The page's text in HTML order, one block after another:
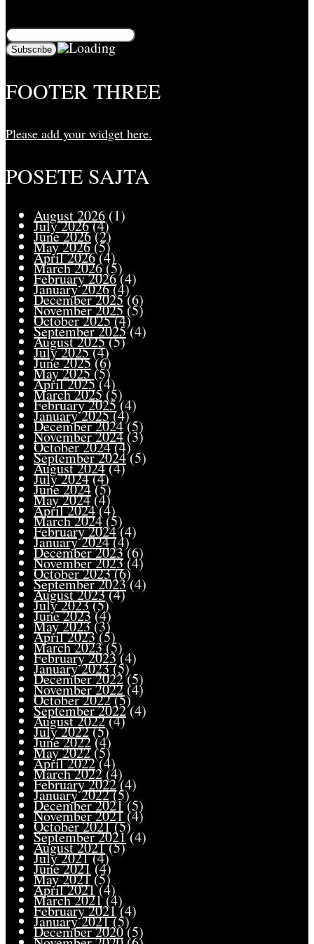
FOOTER THREE
Please add your widget here.
POSETE SAJTA
August 2026 (1)
July 2026(4)
June 2026(2)
May 2026 (5)
April 2026(4)
March 2026 (5)
February 2026(4)
January 2026(4)
December 2025(6)
November 2025 (5)
October 2025(4)
September 2025 (4)
August 2025(5)
July 2025(4)
June 2025 (6)
May 2025 (5)
April 2025(4)
March 2025 (5)
February 2025(4)
January 2025(4)
December 2024(5)
November 2024 (3)
October 2024(4)
September 2024(5)
August 2024(4)
July 2024(4)
June 2024(5)
May 2024 (4)
April 2024 (4)
March 2024 (5)
February 2024(4)
January 2024(4)
December 2023(6)
November 2023 (4)
October 2023(6)
September 2023 (4)
August 2023(4)
July 2023(5)
June 2023 (4)
May 2023 (3)
April 2023 (5)
March 2023(5)
February 2023(4)
January 2023(5)
December 2022(5)
November 2022 (4)
October 2022(5)
September 2022(4)
August 2022(4)
July 2022(5)
June 2022(4)
May 2022 (5)
April 2022(4)
March 2022 (4)
February 2022(4)
January 2022(5)
December 2021(5)
November 2021 (4)
October 2021(5)
September 2021 (4)
August 2021(5)
July 2021(4)
June 2021 (4)
May 2021 (5)
April 2021(4)
March 2021 (4)
February 2021(4)
January 2021(5)
December 2020(5)